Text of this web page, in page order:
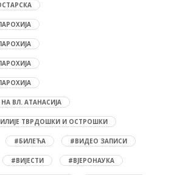
ВЛ. АТАНАСИЈА
ТВРДОШКИ И ОСТРОШКИ
#БИЛЕЋА #ВИДЕО ЗАПИСИ
#ВИЈЕСТИ #ВЈЕРОНАУКА